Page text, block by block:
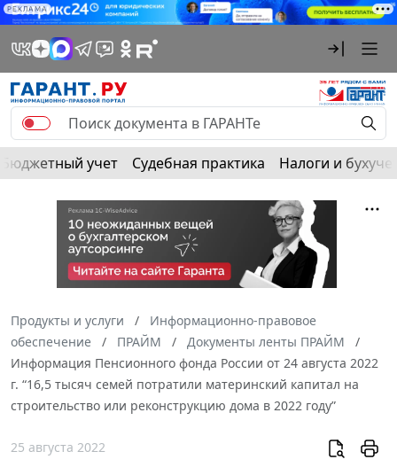
РЕКЛАМА
Бюджетный учет Судебная практика Налоги и
Продукты и услуги
Информационно-правовое
обеспечение
ПРАЙМ
Документы ленты ПРАЙМ
Информация Пенсионного фонда России от 24 августа 2022
г. “16,5 тысяч семей потратили материнский капитал на
строительство или реконструкцию дома в 2022 году”
25 августа 2022